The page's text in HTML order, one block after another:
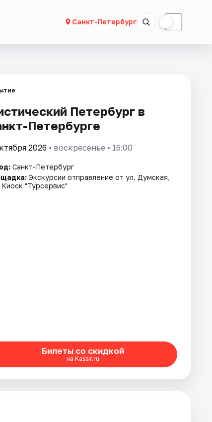
Санкт-Петербург ☾
Петербург в
Петербурге
2026 • воскресенье • 16:00
Санкт-Петербург
Экскурсии отправление от ул. Думская,
Киоск "Турсервис"
Билеты со скидкой
на Kassir.ru